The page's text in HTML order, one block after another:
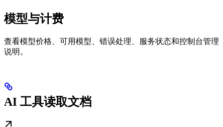
模型与计费
查看模型价格、可用模型、错误处理、服务状态和控制台管理
说明。
AI 工具读取文档